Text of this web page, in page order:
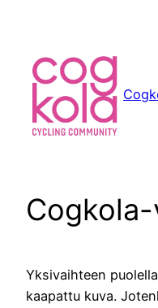
Yksivaihteen
kaapattu kuva.